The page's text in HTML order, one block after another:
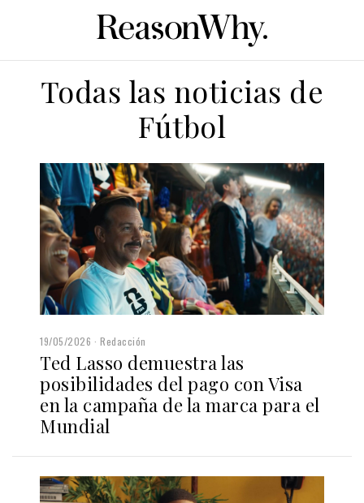
Todas las noticias de
Fútbol
19/05/2026 Redacción
Ted Lasso demuestra las
posibilidades del pago con Visa
en la campaña de la marca para el
Mundial